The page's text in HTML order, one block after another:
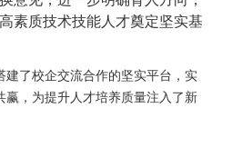
素质技术技能人才奠定坚实基
建了校企交流合作的坚实平台，实
赢，为提升人才培养质量注入了新